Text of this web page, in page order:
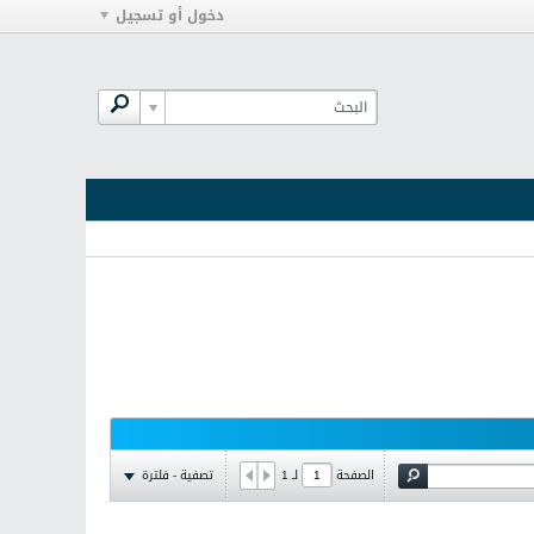
دخول أو تسجيل
الصفحة لـ1 تصفية - فلترة